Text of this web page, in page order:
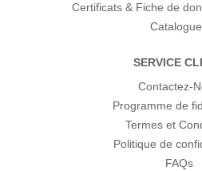
Certificats & Fiche de
SERVICE
Contactez-
Programme de
Termes et
Politique de
FAQs